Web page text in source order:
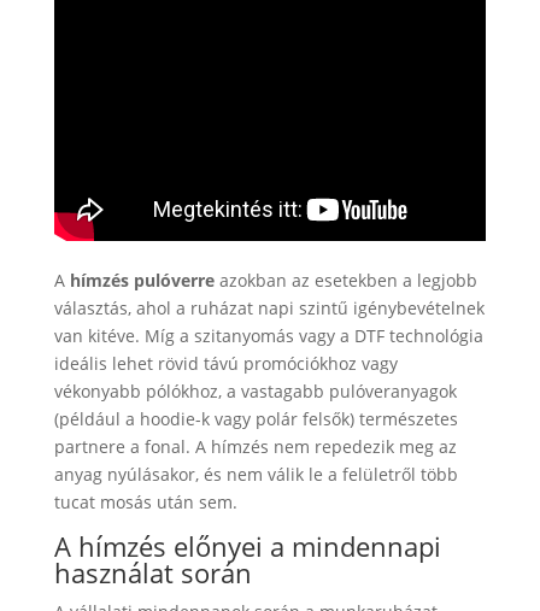
A hímzés pulóverreazokban az esetekben a legjobb
választás, ahol a ruházat napi szintű igénybevételnek
van kitéve. Míg a szitanyomás vagy a DTF technológia
ideális lehet rövid távú promóciókhoz vagy
vékonyabb pólókhoz, a vastagabb pulóveranyagok
(például a hoodie-k vagy polár felsők) természetes
partnere a fonal. A hímzés nem repedezik meg az
anyag nyúlásakor, és nem válik le a felületről több
tucat mosás után sem.
A hímzés előnyei a mindennapi
használat során